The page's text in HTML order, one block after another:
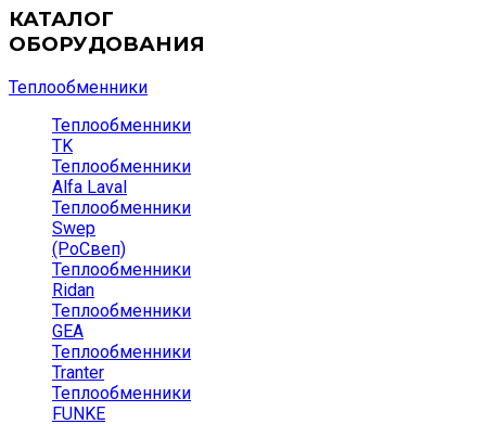
КАТАЛОГ
ОБОРУДОВАНИЯ
Теплообменники
Теплообменники
TK
Теплообменники
Alfa Laval
Теплообменники
Swep
(РоСвеп)
Теплообменники
Ridan
Теплообменники
GEA
Теплообменники
Tranter
Теплообменники
FUNKE